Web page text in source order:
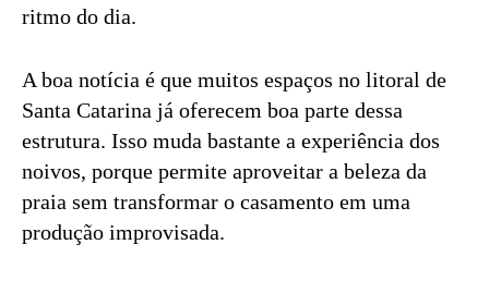
ritmo do dia.
A boa notícia é que muitos espaços no litoral de
Santa Catarina já oferecem boa parte dessa
estrutura. Isso muda bastante a experiência dos
noivos, porque permite aproveitar a beleza da
praia sem transformar o casamento em uma
produção improvisada.